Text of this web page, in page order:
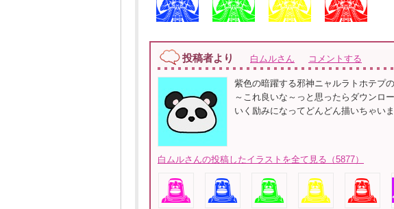
投稿者より 白ムルさん コメントする
紫色の暗躍する邪神ニャルラトホテプ
～これ良いな～っと思ったらダウンロ
いく励みになってどんどん描いちゃい
白ムルさんの投稿したイラストを全て見る（5877）